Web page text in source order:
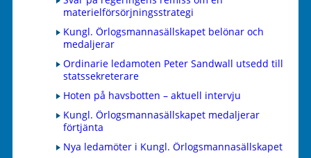
materielförsörjningsstrategi
Kungl. Örlogsmannasällskapet belönar och
medaljerar
Ordinarie ledamoten Peter Sandwall utsedd till
statssekreterare
Hoten på havsbotten – aktuell intervju
Kungl. Örlogsmannasällskapet medaljerar
förtjänta
Nya ledamöter i Kungl. Örlogsmannasällskapet